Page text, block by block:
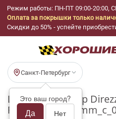
Режим работы: ПН-ПТ 09:00-20:00,
Оплата за покрышки только
Скидки до 50% - успейте
Санкт-Петербург
Это ваш город?
Да Нет
Шины бу Dunlop
R19_245_40_3-